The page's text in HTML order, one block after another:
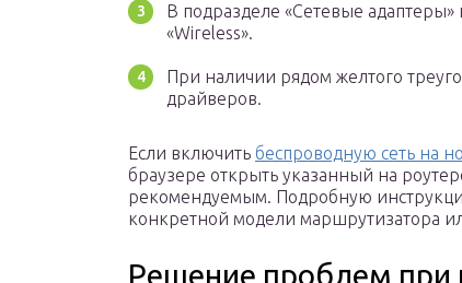
В подразделе «Сетевые адаптеры»
«Wireless».
При наличии рядом желтого
драйверов.
Если включить беспроводную сеть на
браузере открыть указанный на
рекомендуемым. Подробную
конкретной модели маршрутизатора
Решение проблем при